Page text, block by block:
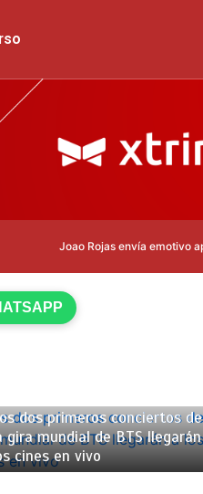
Joao Rojas envía emotivo apoyo a
dos primeros conciertos de
gira mundial de BTS
cines en vivo